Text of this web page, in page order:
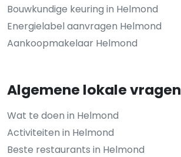
Bouwkundige keuring in Helmond
Energielabel aanvragen Helmond
Aankoopmakelaar Helmond
Algemene lokale vragen
Wat te doen in Helmond
Activiteiten in Helmond
Beste restaurants in Helmond